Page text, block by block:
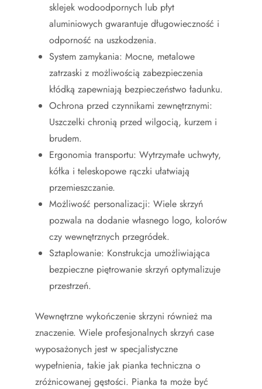
sklejek wodoodpornych lub płyt
aluminiowych gwarantuje długowieczność i
odporność na uszkodzenia.
System zamykania: Mocne, metalowe
zatrzaski z możliwością zabezpieczenia
kłódką zapewniają bezpieczeństwo ładunku.
Ochrona przed czynnikami zewnętrznymi:
Uszczelki chronią przed wilgocią, kurzem i
brudem.
Ergonomia transportu: Wytrzymałe uchwyty,
kółka i teleskopowe rączki ułatwiają
przemieszczanie.
Możliwość personalizacji: Wiele skrzyń
pozwala na dodanie własnego logo, kolorów
czy wewnętrznych przegródek.
Sztaplowanie: Konstrukcja umożliwiająca
bezpieczne piętrowanie skrzyń optymalizuje
przestrzeń.
Wewnętrzne wykończenie skrzyni również ma
znaczenie. Wiele profesjonalnych skrzyń case
wyposażonych jest w specjalistyczne
wypełnienia, takie jak pianka techniczna o
zróżnicowanej gęstości. Pianka ta może być